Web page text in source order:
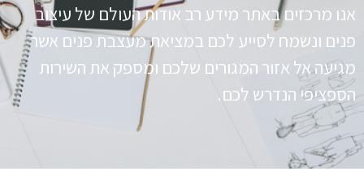
אנו מרכזים באתר מידע רב אודות העולם של עיצוב
פנים ונשמח לסייע לכם במציאת מעצבת פנים אשר
מגיעה אל אזור המגורים שלכם ומספק את השירות
הספציפי הנדרש לכם.